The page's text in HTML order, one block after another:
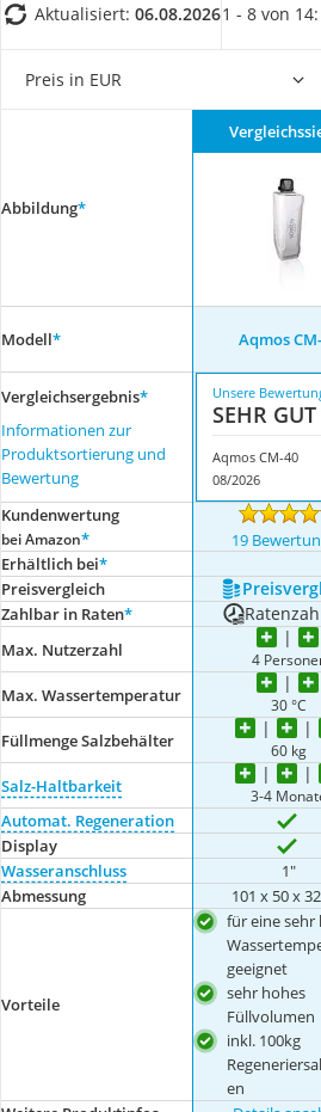
Aktualisiert: 06.08.20261 - 8 von 14:
Preis in EUR
Abbildung*
Modell* Aqmos
Vergleichsergebnis*
Informationen zur
Produktsortierung und
Bewertung
Unsere
SEHR GUT
Aqmos CM-40
08/2026
Kundenwertung
bei Amazon* 19
Erhältlich bei*
Preis­vergleich
Zahlbar in Raten*
Max. Nutzerzahl 4
Max. Wassertemperatur 30 °C
Füllmenge Salzbehälter 60 kg
Salz-Haltbarkeit 3-4
Automat. Regeneration
Display
Wasseranschluss
1"
Abmessung
101 x 50 x
Vorteile
für eine sehr
geeignet
sehr hohes
Füllvolumen
inkl. 100kg
en